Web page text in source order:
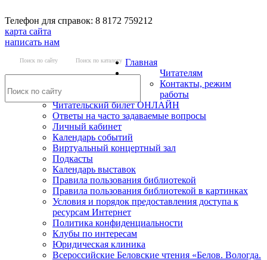
Телефон для справок: 8 8172 759212
карта сайта
написать нам
Поиск по сайту Поиск по каталогу Главная
Читателям
Контакты, режим
работы
Читательский билет ОНЛАЙН
Ответы на часто задаваемые вопросы
Личный кабинет
Календарь событий
Виртуальный концертный зал
Подкасты
Календарь выставок
Правила пользования библиотекой
Правила пользования библиотекой в картинках
Условия и порядок предоставления доступа к
ресурсам Интернет
Политика конфиденциальности
Клубы по интересам
Юридическая клиника
Всероссийские Беловские чтения «Белов. Вологда.